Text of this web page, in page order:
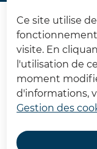
Ce site utilise
visite. En
l'utilisation de
moment
d'informations,
Gestion des
Ingénierie 62
Des
pairs |